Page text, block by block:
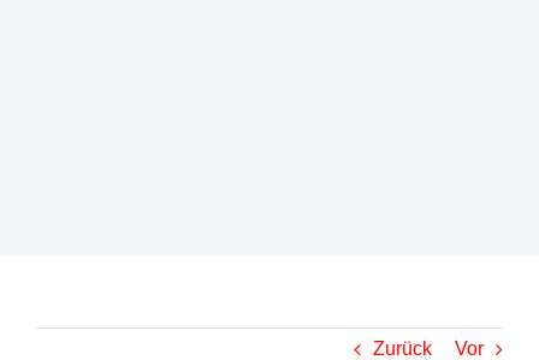
Zurück Vor